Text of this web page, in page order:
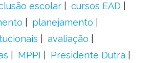
escolar
cursos EAD
planejamento
avaliação
MPPI
Presidente Dutra